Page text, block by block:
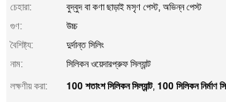
চেহারা:
বুদ্বুদ বা কণা ছাড়াই মসৃণ পেস্ট, অভিন্ন পেস্ট
গুণ:
উচ্চ
বৈশিষ্ট্য:
দুর্দান্ত সিলিং
নাম:
সিলিকন ওয়েদারপ্রুফ সিল্যান্ট
লক্ষণীয় করা:
100 শতাংশ সিলিকন সিল্যান্ট, 100 সিলিকন নির্মাণ